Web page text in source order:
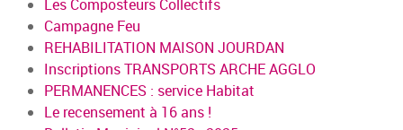
Les Composteurs Collectifs
Campagne Feu
REHABILITATION MAISON JOURDAN
Inscriptions TRANSPORTS ARCHE AGGLO
PERMANENCES : service Habitat
Le recensement à 16 ans !